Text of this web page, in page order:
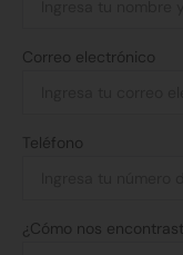
Correo electrónico
Teléfono
¿Cómo nos